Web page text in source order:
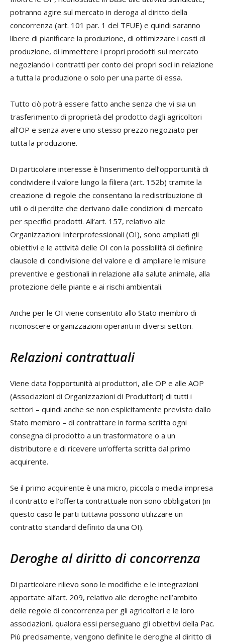
potranno agire sul mercato in deroga al diritto della
concorrenza (art. 101 par. 1 del TFUE) e quindi saranno
libere di pianificare la produzione, di ottimizzare i costi di
produzione, di immettere i propri prodotti sul mercato
negoziando i contratti per conto dei propri soci in relazione
a tutta la produzione o solo per una parte di essa.
Tutto ciò potrà essere fatto anche senza che vi sia un
trasferimento di proprietà del prodotto dagli agricoltori
all’OP e senza avere uno stesso prezzo negoziato per
tutta la produzione.
Di particolare interesse è l’inserimento dell’opportunità di
condividere il valore lungo la filiera (art. 152b) tramite la
creazione di regole che consentano la redistribuzione di
utili o di perdite che derivano dalle condizioni di mercato
per specifici prodotti. All’art. 157, relativo alle
Organizzazioni Interprofessionali (OI), sono ampliati gli
obiettivi e le attività delle OI con la possibilità di definire
clausole di condivisione del valore e di ampliare le misure
preventive e gestionali in relazione alla salute animale, alla
protezione delle piante e ai rischi ambientali.
Anche per le OI viene consentito allo Stato membro di
riconoscere organizzazioni operanti in diversi settori.
Relazioni contrattuali
Viene data l’opportunità ai produttori, alle OP e alle AOP
(Associazioni di Organizzazioni di Produttori) di tutti i
settori – quindi anche se non esplicitamente previsto dallo
Stato membro – di contrattare in forma scritta ogni
consegna di prodotto a un trasformatore o a un
distributore e di ricevere un’offerta scritta dal primo
acquirente.
Se il primo acquirente è una micro, piccola o media impresa
il contratto e l’offerta contrattuale non sono obbligatori (in
questo caso le parti tuttavia possono utilizzare un
contratto standard definito da una OI).
Deroghe al diritto di concorrenza
Di particolare rilievo sono le modifiche e le integrazioni
apportate all’art. 209, relativo alle deroghe nell’ambito
delle regole di concorrenza per gli agricoltori e le loro
associazioni, qualora essi perseguano gli obiettivi della Pac.
Più precisamente, vengono definite le deroghe al diritto di